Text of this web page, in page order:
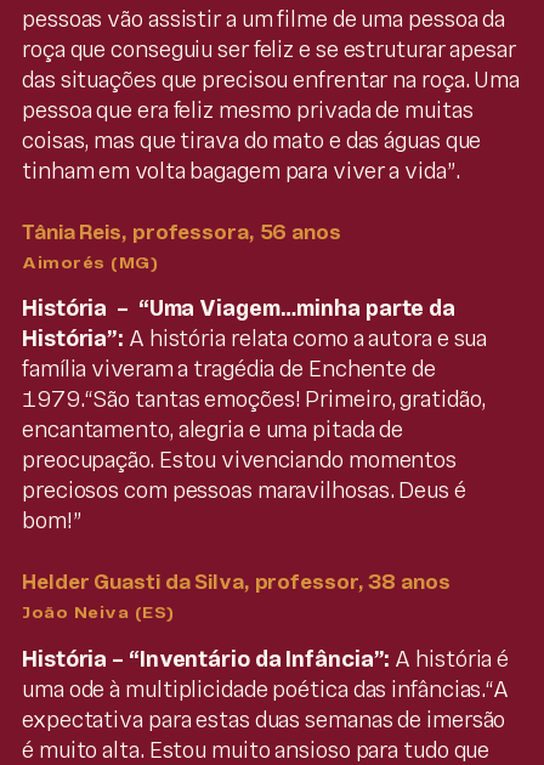
pessoas vão assistir a um filme de uma pessoa da
roça que conseguiu ser feliz e se estruturar apesar
das situações que precisou enfrentar na roça. Uma
pessoa que era feliz mesmo privada de muitas
coisas, mas que tirava do mato e das águas que
tinham em volta bagagem para viver a vida”.
Tânia Reis, professora, 56 anos
Aimorés (MG)
História – “Uma Viagem…minha parte da
História”: A história relata como a autora e sua
família viveram a tragédia de Enchente de
1979.“São tantas emoções! Primeiro, gratidão,
encantamento, alegria e uma pitada de
preocupação. Estou vivenciando momentos
preciosos com pessoas maravilhosas. Deus é
bom!”
Helder Guasti da Silva, professor, 38 anos
João Neiva (ES)
História – “Inventário da Infância”: A história é
uma ode à multiplicidade poética das infâncias.“A
expectativa para estas duas semanas de imersão
é muito alta. Estou muito ansioso para tudo que